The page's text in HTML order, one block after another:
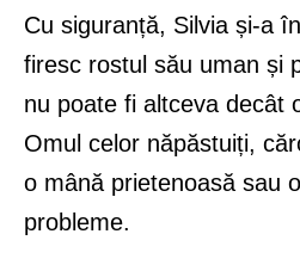
Cu siguranță, Silvia și-a
firesc rostul său uman și
nu poate fi altceva decât
Omul celor năpăstuiți,
o mână prietenoasă sau
probleme.